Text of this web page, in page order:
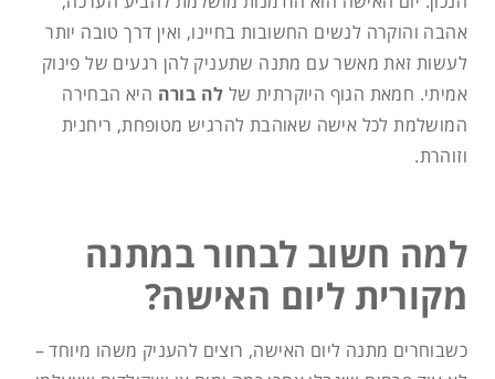
אהבה והוקרה לנשים החשובות בחיינו, ואין דרך טובה יותר
לעשות זאת מאשר עם מתנה שתעניק להן רגעים של פינוק
אמיתי. חמאת הגוף היוקרתית של לה בורה היא הבחירה
המושלמת לכל אישה שאוהבת להרגיש מטופחת, ריחנית
וזוהרת.
למה חשוב לבחור במתנה
מקורית ליום האישה?
כשבוחרים מתנה ליום האישה, רוצים להעניק משהו מיוחד –